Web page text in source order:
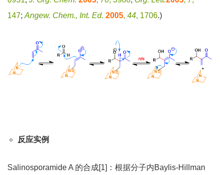
147; Angew. Chem., Int. Ed. 2005, 44, 1706.)
反应实例
Salinosporamide A 的合成[1]：根据分子内Baylis-Hillman